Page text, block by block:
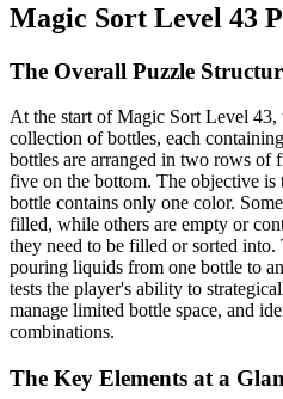
Magic Sort Level 43
The Overall Puzzle
At the start of Magic Sort Level 43,
collection of bottles, each
bottles are arranged in two rows of
five on the bottom. The objective is
bottle contains only one color.
filled, while others are empty or
they need to be filled or sorted
pouring liquids from one bottle to
tests the player's ability to
manage limited bottle space, and
combinations.
The Key Elements at a